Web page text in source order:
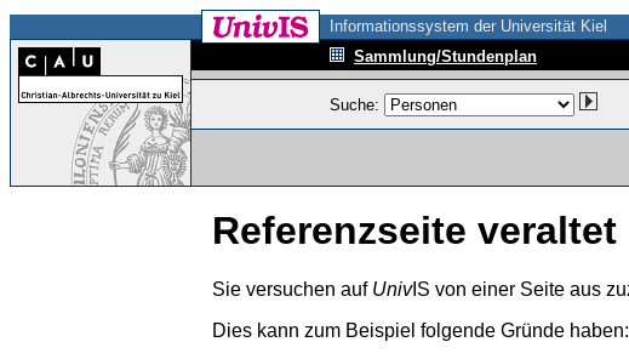
Informationssystem der Universität Kiel
Sammlung/Stundenplan
Suche:
Referenzseite veraltet
Sie versuchen auf UnivIS von einer Seite aus
Dies kann zum Beispiel folgende Gründe haben: